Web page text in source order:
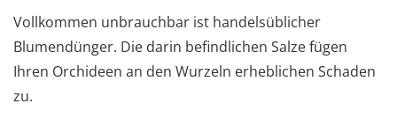
Vollkommen unbrauchbar ist handelsüblicher
Blumendünger. Die darin befindlichen Salze fügen
Ihren Orchideen an den Wurzeln erheblichen Schaden
zu.